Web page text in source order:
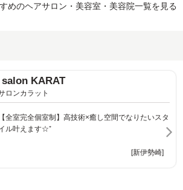
めのヘアサロン・美容室・美容院一覧を見る
2 Add9
アドナインス
上質なヘアケア＆スタイルでお悩み解決☆理想の自
分に近づくAujuaサロン☆
[伊勢崎]